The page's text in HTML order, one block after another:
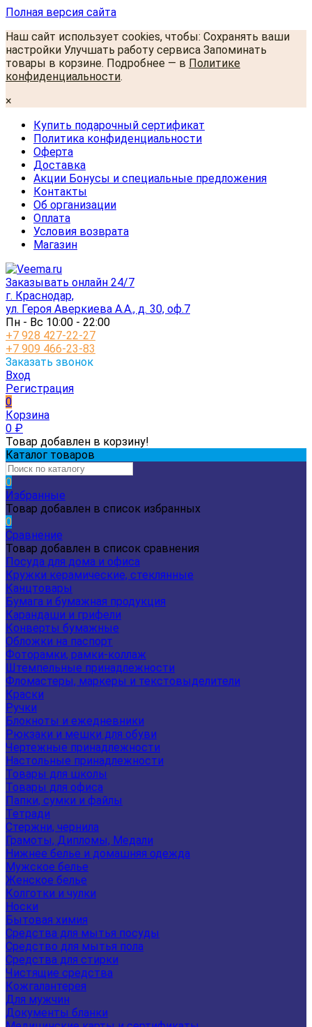
Полная версия сайта
Наш сайт использует cookies, чтобы: Сохранять ваши
настройки Улучшать работу сервиса Запоминать
товары в корзине. Подробнее — в Политике
конфиденциальности.
×
Купить подарочный сертификат
Политика конфиденциальности
Оферта
Доставка
Акции Бонусы и специальные предложения
Контакты
Об организации
Оплата
Условия возврата
Магазин
Заказывать онлайн 24/7
г. Краснодар,
ул. Героя Аверкиева А.А., д. 30, оф.7
Пн - Вс 10:00 - 22:00
+7 928 427-22-27
+7 909 466-23-83
Заказать звонок
Вход
Регистрация
0
Корзина
0 ₽
Товар добавлен в корзину!
Каталог товаров
0
Избранные
Товар добавлен в список избранных
0
Сравнение
Товар добавлен в список сравнения
Посуда для дома и офиса
Кружки керамические, стеклянные
Канцтовары
Бумага и бумажная продукция
Карандаши и грифели
Конверты бумажные
Обложки на паспорт
Фоторамки, рамки-коллаж
Штемпельные принадлежности
Фломастеры, маркеры и текстовыделители
Краски
Ручки
Блокноты и ежедневники
Рюкзаки и мешки для обуви
Чертежные принадлежности
Настольные принадлежности
Товары для школы
Товары для офиса
Папки, сумки и файлы
Тетради
Стержни, чернила
Грамоты, Дипломы, Медали
Нижнее белье и домашняя одежда
Мужское белье
Женское белье
Колготки и чулки
Носки
Бытовая химия
Средства для мытья посуды
Средство для мытья пола
Средства для стирки
Чистящие средства
Кожгалантерея
Для мужчин
Документы бланки